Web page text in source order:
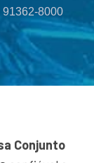
91362-8000
Conjunto